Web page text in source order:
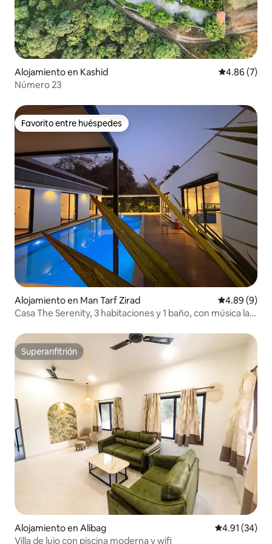
Alojamiento en Kashid Calificación
4.86 (7)
Número 23
Favorito entre huéspedes
Favorito entre huéspedes
Alojamiento en Man Tarf Zirad Calificación
4.89 (9)
Casa The Serenity, 3 habitaciones y 1 baño, con música las
Superanfitrión
Superanfitrión
Alojamiento en Alibag Calificación
4.91 (34)
Villa de lujo con piscina moderna y wifi